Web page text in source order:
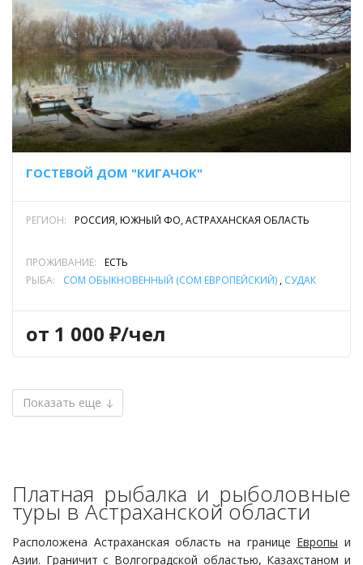
ГОСТЕВОЙ ДОМ "КИГАЧОК"
РЕГИОН: РОССИЯ, ЮЖНЫЙ ФО, АСТРАХАНСКАЯ ОБЛАСТЬ
ПРОЖИВАНИЕ:
ЕСТЬ
РЫБА:
СОМ ОБЫКНОВЕННЫЙ (СОМ ЕВРОПЕЙСКИЙ) , СУДАК
от 1 000 ₽/чел
Показать еще
Платная рыбалка и рыболовные
туры в Астраханской области
Расположена Астраханская область на границе Европы и
Азии. Граничит с Волгоградской областью, Казахстаном и